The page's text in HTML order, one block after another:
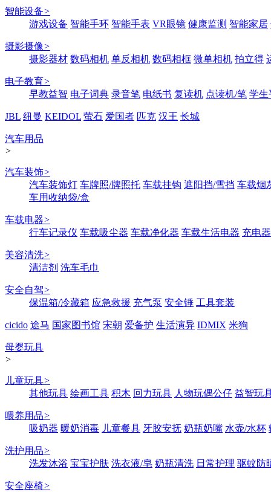
智能设备>
游戏设备 智能手环 智能手表 VR眼镜 健康监测 智能家居
摄影摄像>
摄影器材 数码相机 单反相机 数码相框 微单相机 拍立得
电子教育>
早教益智 电子词典 录音笔 电纸书 复读机 点读机/笔 学生
JBL 纽曼 KEIDOL 萤石 爱国者 匹克 汉王 长城
汽车用品
>
汽车装饰>
汽车装饰灯 车牌照/牌照托 车载挂钩 遮阳挡/雪挡 车载烟
车用收纳袋/盒
车载电器>
行车记录仪 车载吸尘器 车载净化器 车载生活电器 充电
美容清洗>
清洁剂 洗车毛巾
安全自驾>
保温箱/冷藏箱 应急救援 充气泵 安全锤 工具套装
cicido 途马 国家图书馆 宋朝 爱备护 生活演异 IDMIX 米狗
母婴玩具
>
儿童玩具>
其他玩具 绘画工具 积木 回力玩具 人物玩偶公仔 益智玩
喂养用品>
吸奶器 暖奶消毒 儿童餐具 牙胶安抚 奶瓶奶嘴 水壶/水杯
洗护用品>
洗发沐浴 宝宝护肤 洗衣液/皂 奶瓶清洗 日常护理 驱蚊防
安全座椅>